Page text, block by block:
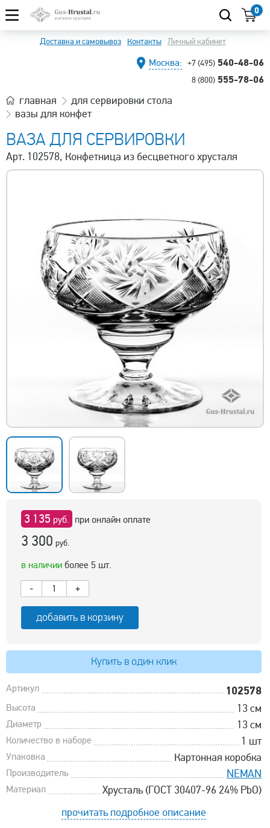
0
Доставка и самовывоз Контакты Личный кабинет
Москва: +7 (495) 540-48-06
8 (800) 555-78-06
главная
для сервировки стола
вазы для конфет
ВАЗА ДЛЯ СЕРВИРОВКИ
Арт. 102578, Конфетница из бесцветного хрусталя
3 135 руб. при онлайн оплате
3 300 руб.
в наличии более 5 шт.
-
+
добавить в корзину
Купить в один клик
Артикул 102578
Высота 13 см
Диаметр 13 см
Количество в наборе 1 шт
Упаковка Картонная коробка
Производитель NEMAN
Материал
Хрусталь (ГОСТ 30407-96 24% PbO)
прочитать подробное описание